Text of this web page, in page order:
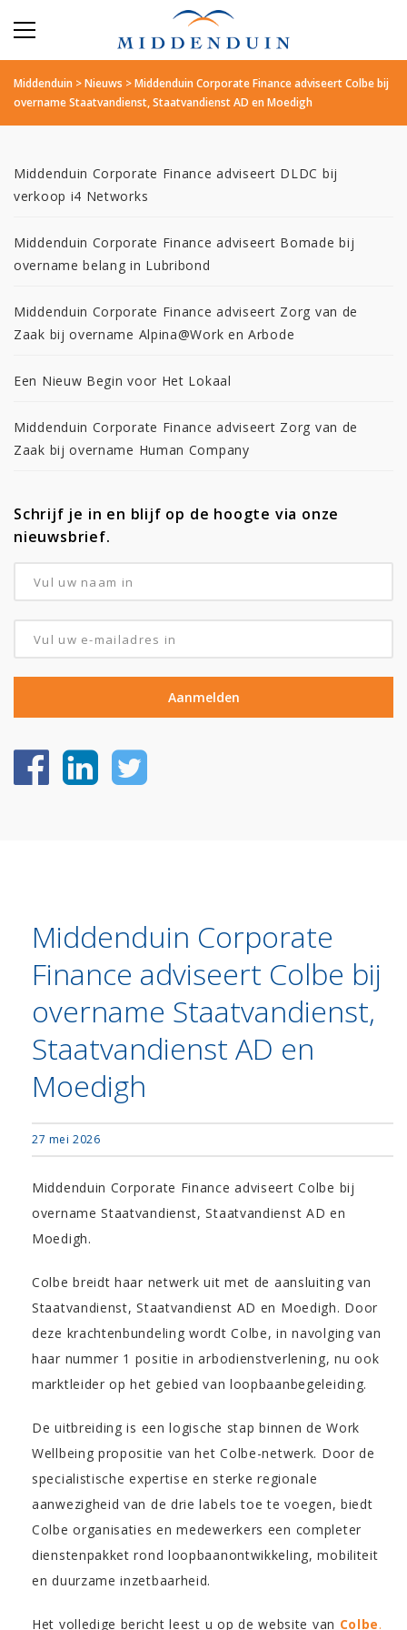
Middenduin >Nieuws >Middenduin Corporate Finance adviseert Colbe bij
overname Staatvandienst, Staatvandienst AD en Moedigh
Middenduin Corporate Finance adviseert DLDC bij
verkoop i4 Networks
Middenduin Corporate Finance adviseert Bomade bij
overname belang in Lubribond
Middenduin Corporate Finance adviseert Zorg van de
Zaak bij overname Alpina@Work en Arbode
Een Nieuw Begin voor Het Lokaal
Middenduin Corporate Finance adviseert Zorg van de
Zaak bij overname Human Company
Schrijf je in en blijf op de hoogte via onze
nieuwsbrief.
Middenduin Corporate
Finance adviseert Colbe bij
overname Staatvandienst,
Staatvandienst AD en
Moedigh
27 mei 2026
Middenduin Corporate Finance adviseert Colbe bij
overname Staatvandienst, Staatvandienst AD en
Moedigh.
Colbe breidt haar netwerk uit met de aansluiting van
Staatvandienst, Staatvandienst AD en Moedigh. Door
deze krachtenbundeling wordt Colbe, in navolging van
haar nummer 1 positie in arbodienstverlening, nu ook
marktleider op het gebied van loopbaanbegeleiding.
De uitbreiding is een logische stap binnen de Work
Wellbeing propositie van het Colbe-netwerk. Door de
specialistische expertise en sterke regionale
aanwezigheid van de drie labels toe te voegen, biedt
Colbe organisaties en medewerkers een completer
dienstenpakket rond loopbaanontwikkeling, mobiliteit
en duurzame inzetbaarheid.
Het volledige bericht leest u op de website van Colbe.